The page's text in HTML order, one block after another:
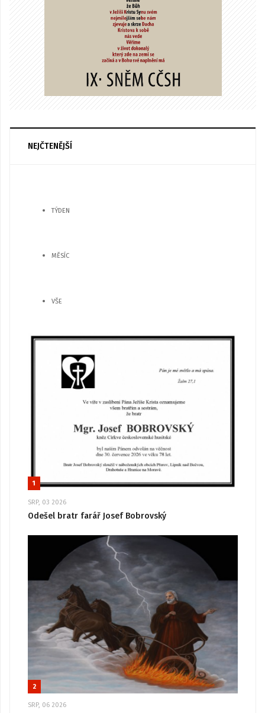
NEJČTENĚJŠÍ
TÝDEN
MĚSÍC
VŠE
1
SRP, 03 2026
Odešel bratr farář Josef Bobrovský
2
SRP, 06 2026